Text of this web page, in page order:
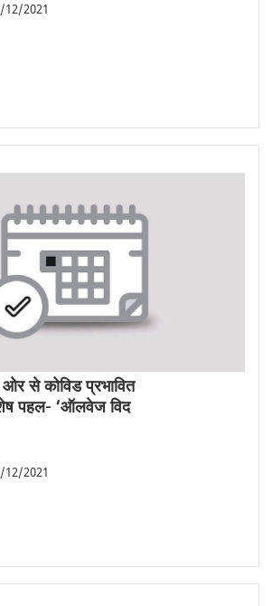
12/2021
से कोविड प्रभावित
पहल- ‘ऑलवेज विद
12/2021